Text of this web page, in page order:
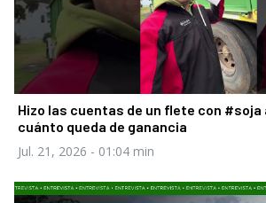
Hizo las cuentas de un flete con #soja
cuánto queda de ganancia
Jul. 21, 2026 - 01:04 min